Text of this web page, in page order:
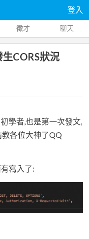
登入
徵才 聊天
CORS狀況
學者,也是第一次發文,
各位大神了QQ
寫入了: